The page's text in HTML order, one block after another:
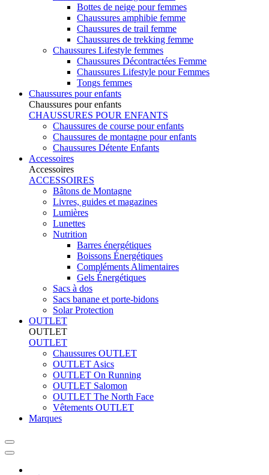
Bottes de neige pour femmes
Chaussures amphibie femme
Chaussures de trail femme
Chaussures de trekking femme
Chaussures Lifestyle femmes
Chaussures Décontractées Femme
Chaussures Lifestyle pour Femmes
Tongs femmes
Chaussures pour enfants
Chaussures pour enfants
CHAUSSURES POUR ENFANTS
Chaussures de course pour enfants
Chaussures de montagne pour enfants
Chaussures Détente Enfants
Accessoires
Accessoires
ACCESSOIRES
Bâtons de Montagne
Livres, guides et magazines
Lumières
Lunettes
Nutrition
Barres énergétiques
Boissons Énergétiques
Compléments Alimentaires
Gels Énergétiques
Sacs à dos
Sacs banane et porte-bidons
Solar Protection
OUTLET
OUTLET
OUTLET
Chaussures OUTLET
OUTLET Asics
OUTLET On Running
OUTLET Salomon
OUTLET The North Face
Vêtements OUTLET
Marques